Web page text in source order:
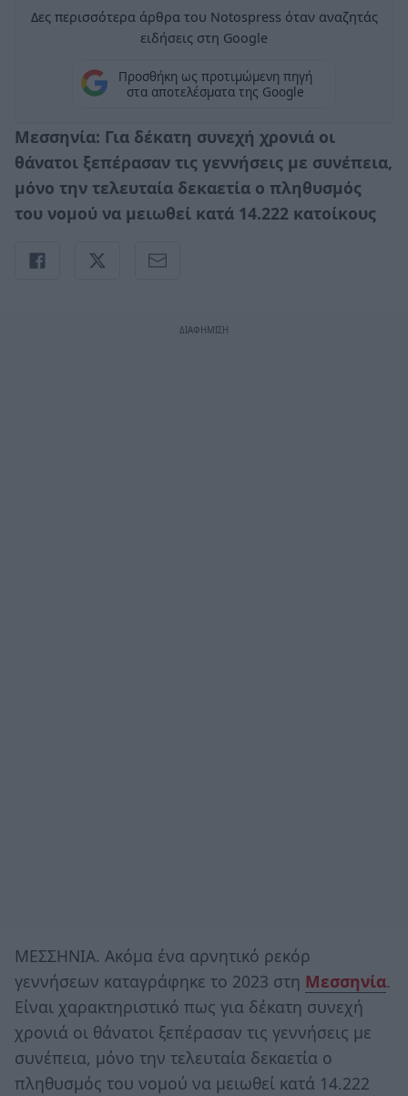
Δες περισσότερα άρθρα του Notospress όταν αναζητάς
ειδήσεις στη Google
Προσθήκη ως προτιμώμενη πηγή
στα αποτελέσματα της Google
Μεσσηνία: Για δέκατη συνεχή χρονιά οι
θάνατοι ξεπέρασαν τις γεννήσεις με συνέπεια,
μόνο την τελευταία δεκαετία ο πληθυσμός
του νομού να μειωθεί κατά 14.222 κατοίκους
ΜΕΣΣΗΝΙΑ. Ακόμα ένα αρνητικό ρεκόρ
γεννήσεων καταγράφηκε το 2023 στη Μεσσηνία.
Είναι χαρακτηριστικό πως για δέκατη συνεχή
χρονιά οι θάνατοι ξεπέρασαν τις γεννήσεις με
συνέπεια, μόνο την τελευταία δεκαετία ο
πληθυσμός του νομού να μειωθεί κατά 14.222